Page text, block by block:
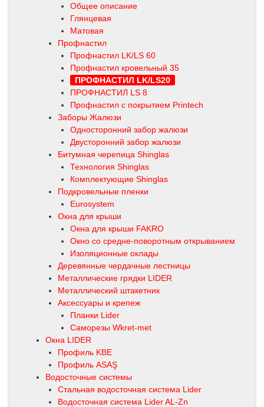
Общее описание
Глянцевая
Матовая
Профнастил
Профнастил LK/LS 60
Профнастил кровельный 35
ПРОФНАСТИЛ LK/LS20
ПРОФНАСТИЛ LS 8
Профнастил с покрытием Printech
Заборы Жалюзи
Односторонний забор жалюзи
Двусторонний забор жалюзи
Битумная черепица Shinglas
Технология Shinglas
Комплектующие Shinglas
Подкровельные пленки
Eurosystem
Окна для крыши
Окна для крыши FAKRO
Окно со средне-поворотным открыванием
Изоляционные оклады
Деревянные чердачные лестницы
Металлические грядки LIDER
Металлический штакетник
Аксессуары и крепеж
Планки Lider
Саморезы Wkret-met
Окна LIDER
Профиль KBE
Профиль ASAŞ
Водосточные системы
Стальная водосточная система Lider
Водосточная система Lider AL-Zn